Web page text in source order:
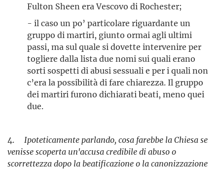
Fulton Sheen era Vescovo di Rochester;
- il caso un po’ particolare riguardante un
gruppo di martiri, giunto ormai agli ultimi
passi, ma sul quale si dovette intervenire per
togliere dalla lista due nomi sui quali erano
sorti sospetti di abusi sessuali e per i quali non
c’era la possibilità di fare chiarezza. Il gruppo
dei martiri furono dichiarati beati, meno quei
due.
4. Ipoteticamente parlando, cosa farebbe la Chiesa se
venisse scoperta un'accusa credibile di abuso o
scorrettezza dopo la beatificazione o la canonizzazione